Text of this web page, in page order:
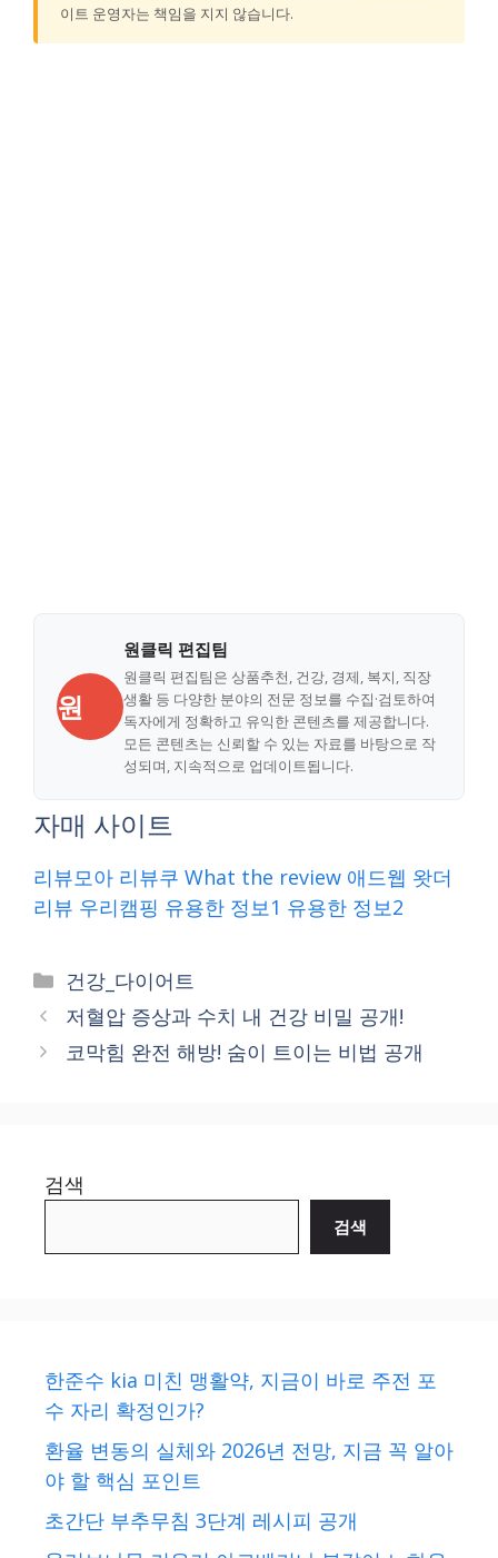
이트 운영자는 책임을 지지 않습니다.
원
원클릭 편집팀
원클릭 편집팀은 상품추천, 건강, 경제, 복지, 직장
생활 등 다양한 분야의 전문 정보를 수집·검토하여
독자에게 정확하고 유익한 콘텐츠를 제공합니다.
모든 콘텐츠는 신뢰할 수 있는 자료를 바탕으로 작
성되며, 지속적으로 업데이트됩니다.
자매 사이트
리뷰모아 리뷰쿠 What the review 애드웹 왓더
리뷰 우리캠핑 유용한 정보1 유용한 정보2
Categories
건강_다이어트
저혈압 증상과 수치 내 건강 비밀 공개!
코막힘 완전 해방! 숨이 트이는 비법 공개
검색
검색
한준수 kia 미친 맹활약, 지금이 바로 주전 포
수 자리 확정인가?
환율 변동의 실체와 2026년 전망, 지금 꼭 알아
야 할 핵심 포인트
초간단 부추무침 3단계 레시피 공개